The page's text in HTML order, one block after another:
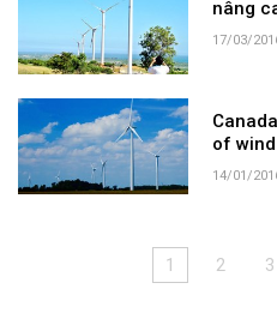
nâng
17/03/
of
14/01/
1 2 3